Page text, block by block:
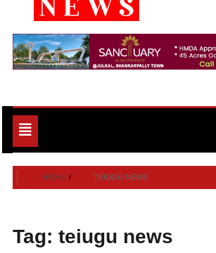
Allin1news
Toggle
navigation
HOME TEIUGU NEWS
Tag: teiugu news